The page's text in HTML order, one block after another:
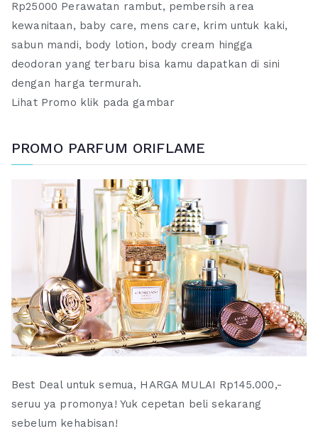
Rp25000 Perawatan rambut, pembersih area
kewanitaan, baby care, mens care, krim untuk kaki,
sabun mandi, body lotion, body cream hingga
deodoran yang terbaru bisa kamu dapatkan di sini
dengan harga termurah.
Lihat Promo klik pada gambar
PROMO PARFUM ORIFLAME
Best Deal untuk semua, HARGA MULAI Rp145.000,-
seruu ya promonya! Yuk cepetan beli sekarang
sebelum kehabisan!